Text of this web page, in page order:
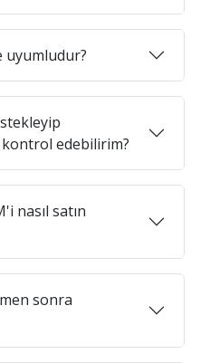
uyumludur?
edebilirim?
nasıl satın
sonra